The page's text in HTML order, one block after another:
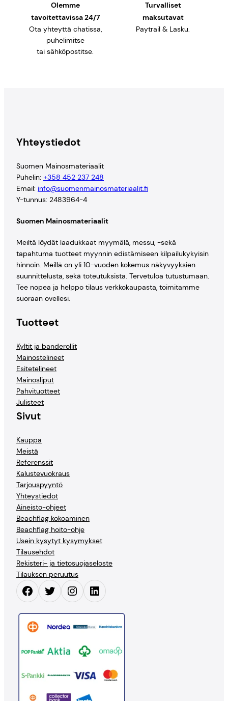
Olemme
tavoitettavissa 24/7
Ota yhteyttä chatissa,
puhelimitse
tai sähköpostitse.
Turvalliset
maksutavat
Paytrail & Lasku.
Yhteystiedot
Suomen Mainosmateriaalit
Puhelin: +358 452 237 248
Email: info@suomenmainosmateriaalit.fi
Y-tunnus: 2483964-4
Suomen Mainosmateriaalit
Meiltä löydät laadukkaat myymälä, messu, -sekä
tapahtuma tuotteet myynnin edistämiseen kilpailukykyisin
hinnoin. Meillä on yli 10-vuoden kokemus näkyvyyksien
suunnittelusta, sekä toteutuksista. Tervetuloa tutustumaan.
Tee nopea ja helppo tilaus verkkokaupasta, toimitamme
suoraan ovellesi.
Tuotteet
Kyltit ja banderollit
Mainostelineet
Esitetelineet
Mainosliput
Pahvituotteet
Julisteet
Sivut
Kauppa
Meistä
Referenssit
Kalustevuokraus
Tarjouspyyntö
Yhteystiedot
Aineisto-ohjeet
Beachflag kokoaminen
Beachflag hoito-ohje
Usein kysytyt kysymykset
Tilausehdot
Rekisteri- ja tietosuojaseloste
Tilauksen peruutus
Facebook Twitter Instagram LinkedIn